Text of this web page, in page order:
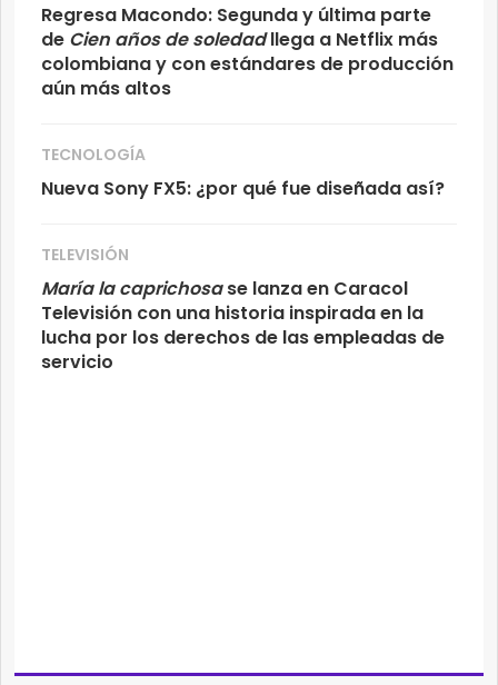
Regresa Macondo: Segunda y última parte
de Cien años de soledadllega a Netflix más
colombiana y con estándares de producción
aún más altos
TECNOLOGÍA
Nueva Sony FX5: ¿por qué fue diseñada así?
TELEVISIÓN
María la caprichosase lanza en Caracol
Televisión con una historia inspirada en la
lucha por los derechos de las empleadas de
servicio